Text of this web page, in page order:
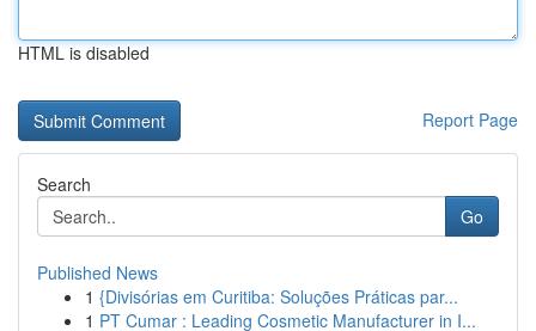
HTML is disabled
Report Page
Search
Go
Published News
1 {Divisórias em Curitiba: Soluções Práticas par...
1 PT Cumar : Leading Cosmetic Manufacturer in I...